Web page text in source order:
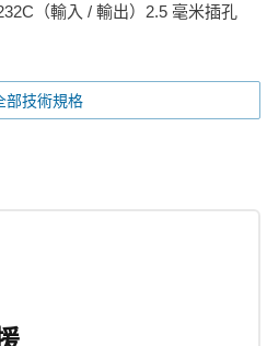
（輸入 / 輸出）2.5 毫米插孔
部技術規格